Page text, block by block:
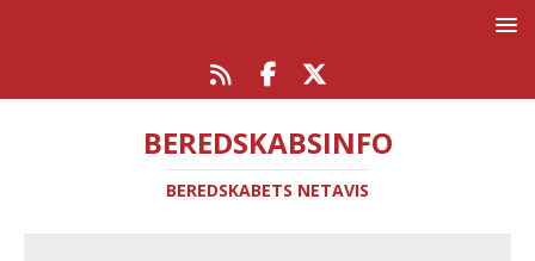
BEREDSKABSINFO
BEREDSKABETS NETAVIS